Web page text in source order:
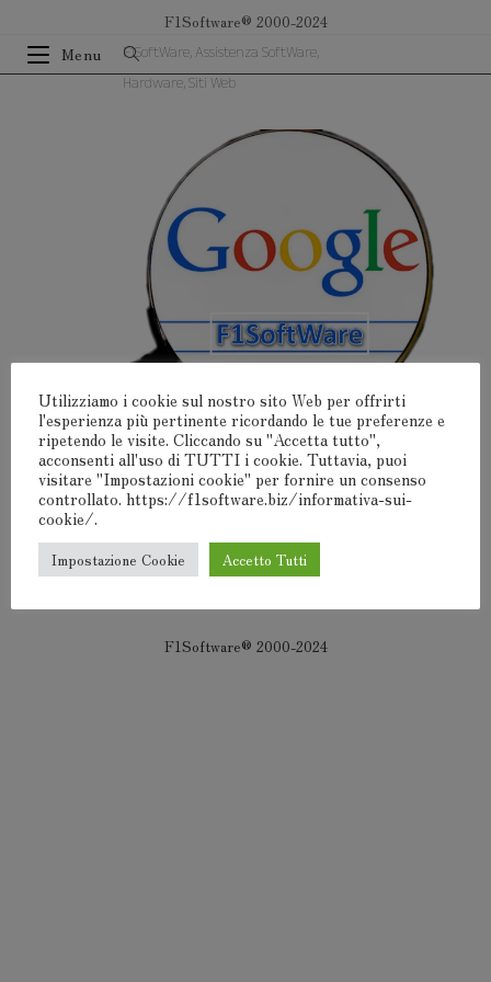
contenuto
F1Software® 2000-2024
Menu
F1SoftWare, Assistenza SoftWare,
Hardware, Siti Web
Lascia Un Commento
Deviconnettertiper pubblicare un commento.
F1Software® 2000-2024
Utilizziamo i cookie sul nostro sito Web per offrirti
l'esperienza più pertinente ricordando le tue preferenze e
ripetendo le visite. Cliccando su "Accetta tutto",
acconsenti all'uso di TUTTI i cookie. Tuttavia, puoi
visitare "Impostazioni cookie" per fornire un consenso
controllato. https://f1software.biz/informativa-sui-
cookie/.
Impostazione Cookie Accetto Tutti